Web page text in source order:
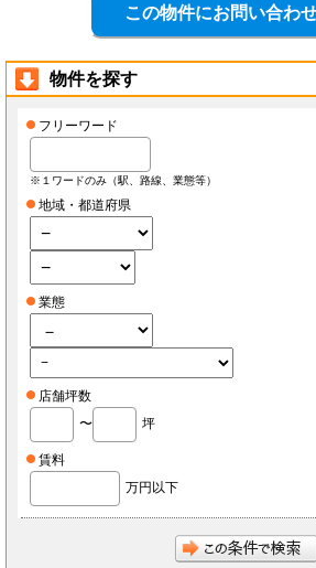
物件を探す
フリーワード
※１ワードのみ（駅、路線、業態等）
地域・都道府県
業態
店舗坪数
〜
坪
賃料
万円以下